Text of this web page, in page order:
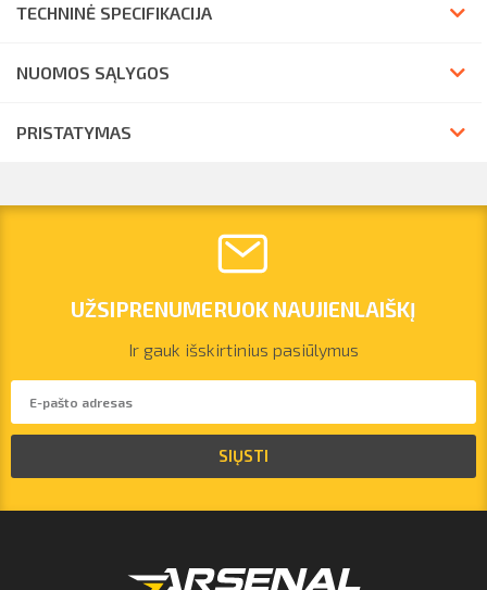
vilnius@arsenalrent.com
Lietuva Latvija
TECHNINĖ SPECIFIKACIJA
NUOMOS SĄLYGOS
PRISTATYMAS
UŽSIPRENUMERUOK NAUJIENLAIŠKĮ
Ir gauk išskirtinius pasiūlymus
SIŲSTI